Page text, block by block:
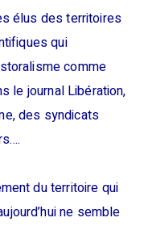
élus des territoires
qui
comme
le journal Libération,
des syndicats
du territoire qui
ne semble